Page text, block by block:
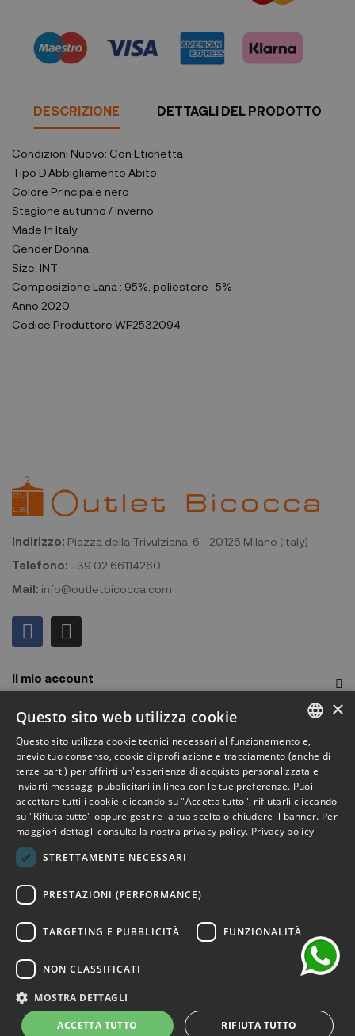
DESCRIZIONE DETTAGLI DEL PRODOTTO
Condizioni Nuovo: Con Etichetta
Tipo D'Abbigliamento Abito
Colore Principale nero
Stagione autunno / inverno
Made In Italy
Gender Donna
Size: INT
Composizione Lana : 95%, poliestere : 5%
Anno 2020
Codice Produttore WF2532094
Indirizzo: Piazza della Trivulziana, 6 - 20126 Milano (Italy)
Telefono: +39 02.66114260
Mail: info@outletbicocca.com
Il mio account
Outlet Bicocca
Iscriviti alla Newsletter
Iscriviti per ricevere accesso anticipato a saldi, ultimi arrivi,
promozioni e molto altro.
©2026 Outlet Bicocca - P.IVA 06736400968 - Piazza della
Trivulziana, 6 - 20126 Milano - Italia
Powered byKForge
ITALIAN
ENGLISH
FRENCH
GERMAN
×
Questo sito web utilizza cookie
Questo sito utilizza cookie tecnici necessari al funzionamento e,
previo tuo consenso, cookie di profilazione e tracciamento (anche di
terze parti) per offrirti un'esperienza di acquisto personalizzata e
inviarti messaggi pubblicitari in linea con le tue preferenze. Puoi
accettare tutti i cookie cliccando su "Accetta tutto", rifiutarli cliccando
su "Rifiuta tutto" oppure gestire la tua scelta o chiudere il banner. Per
maggiori dettagli consulta la nostra privacy policy. Privacy policy
STRETTAMENTE NECESSARI
PRESTAZIONI (PERFORMANCE)
TARGETING E PUBBLICITÀ FUNZIONALITÀ
NON CLASSIFICATI
MOSTRA DETTAGLI
ACCETTA TUTTO RIFIUTA TUTTO